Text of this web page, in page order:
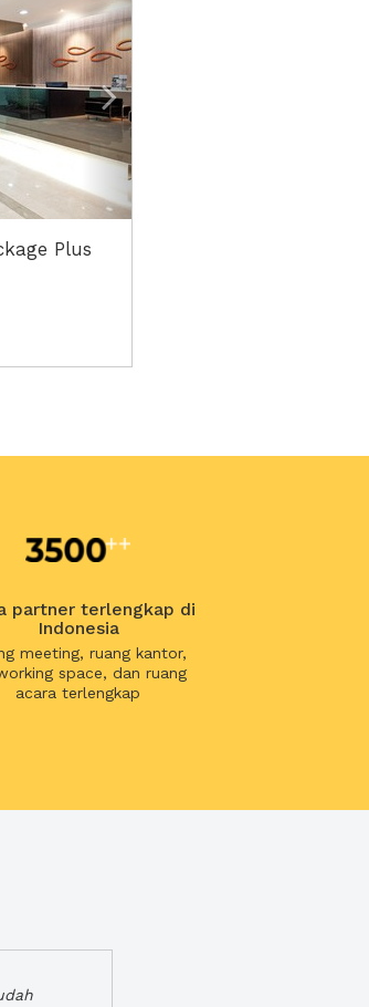
Plus
partner terlengkap di
Indonesia
meeting, ruang kantor,
space, dan ruang
acara terlengkap